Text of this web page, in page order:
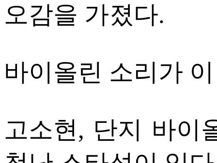
오감을 가졌다.
바이올린 소리가
고소현, 단지 바이